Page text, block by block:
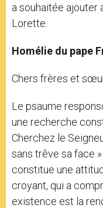
a souhaitée ajouter
Lorette.
Homélie du pape
Chers frères et
Le psaume
une recherche
Cherchez le
sans trêve sa face
constitue une
croyant, qui a
existence est la